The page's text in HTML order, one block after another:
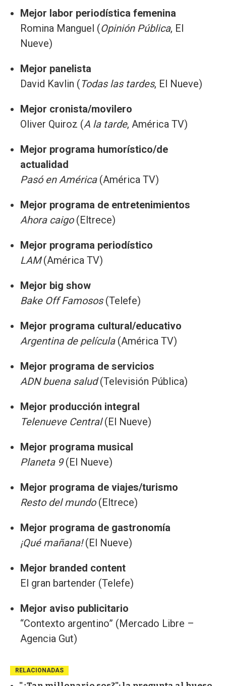
Mejor labor periodística femenina
Romina Manguel (Opinión Pública, El
Nueve)
Mejor panelista
David Kavlin (Todas las tardes, El Nueve)
Mejor cronista/movilero
Oliver Quiroz (A la tarde, América TV)
Mejor programa humorístico/de
actualidad
Pasó en América (América TV)
Mejor programa de entretenimientos
Ahora caigo(Eltrece)
Mejor programa periodístico
LAM(América TV)
Mejor big show
Bake Off Famosos(Telefe)
Mejor programa cultural/educativo
Argentina de película(América TV)
Mejor programa de servicios
ADN buena salud(Televisión Pública)
Mejor producción integral
Telenueve Central(El Nueve)
Mejor programa musical
Planeta 9(El Nueve)
Mejor programa de viajes/turismo
Resto del mundo (Eltrece)
Mejor programa de gastronomía
¡Qué mañana!(El Nueve)
Mejor branded content
El gran bartender (Telefe)
Mejor aviso publicitario
“Contexto argentino” (Mercado Libre –
Agencia Gut)
RELACIONADAS